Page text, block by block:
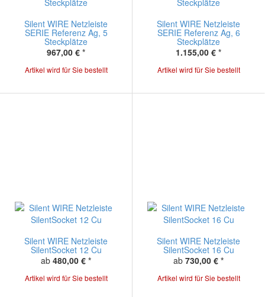
Silent WIRE Netzleiste
SERIE Referenz Ag, 5
Steckplätze
967,00 € *
Artikel wird für Sie bestellt
Silent WIRE Netzleiste
SERIE Referenz Ag, 6
Steckplätze
1.155,00 € *
Artikel wird für Sie bestellt
Silent WIRE Netzleiste
SilentSocket 12 Cu
ab 480,00 € *
Artikel wird für Sie bestellt
Silent WIRE Netzleiste
SilentSocket 16 Cu
ab 730,00 € *
Artikel wird für Sie bestellt